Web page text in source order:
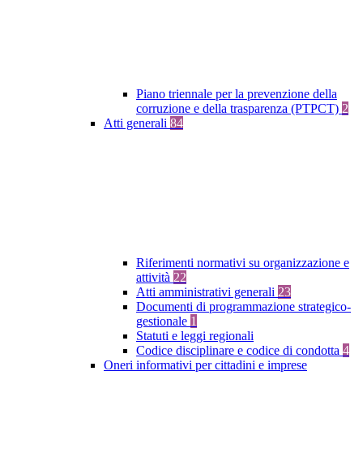
Piano triennale per la prevenzione della
corruzione e della trasparenza (PTPCT) 2
Atti generali 84
Riferimenti normativi su organizzazione e
attività 22
Atti amministrativi generali 23
Documenti di programmazione strategico-
gestionale 1
Statuti e leggi regionali
Codice disciplinare e codice di condotta 4
Oneri informativi per cittadini e imprese